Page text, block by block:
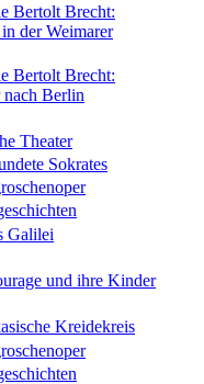
Bertolt Brecht:
der Weimarer
Bertolt Brecht:
Berlin
Theater
Sokrates
Galilei
und ihre Kinder
Kreidekreis